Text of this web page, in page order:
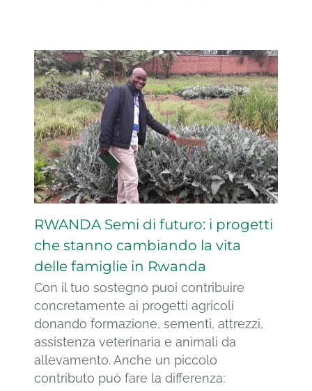
RWANDA Semi di futuro: i progetti
che stanno cambiando la vita
delle famiglie in Rwanda
Con il tuo sostegno puoi contribuire
concretamente ai progetti agricoli
donando formazione, sementi, attrezzi,
assistenza veterinaria e animali da
allevamento. Anche un piccolo
contributo può fare la differenza: